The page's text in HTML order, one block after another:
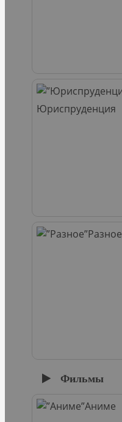
Юриспруденция
Разное
Фильмы
Аниме